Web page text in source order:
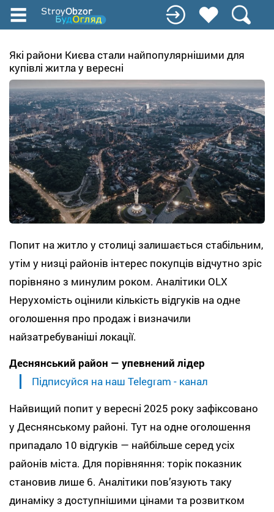
Перейти
до
вмісту
Які райони Києва стали найпопулярнішими для
купівлі житла у вересні
Попит на житло у столиці залишається стабільним,
утім у низці районів інтерес покупців відчутно зріс
порівняно з минулим роком. Аналітики OLX
Нерухомість оцінили кількість відгуків на одне
оголошення про продаж і визначили
найзатребуваніші локації.
Деснянський район — упевнений лідер
Підписуйся на наш Telegram - канал
Найвищий попит у вересні 2025 року зафіксовано
у Деснянському районі. Тут на одне оголошення
припадало 10 відгуків — найбільше серед усіх
районів міста. Для порівняння: торік показник
становив лише 6. Аналітики пов’язують таку
динаміку з доступнішими цінами та розвитком